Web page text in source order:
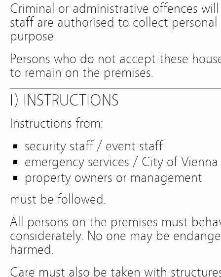
Criminal or administrative offences
staff are authorised to collect
purpose.
Persons who do not accept these
to remain on the premises.
I) INSTRUCTIONS
Instructions from:
security staff / event staff
emergency services / City of
property owners or management
must be followed.
All persons on the premises must
considerately. No one may be
harmed.
Care must also be taken with